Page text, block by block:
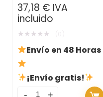
Batería Integrada
37,18 € IVA
incluido
★★★★★
Envío en 48 Horas
¡Envío gratis!